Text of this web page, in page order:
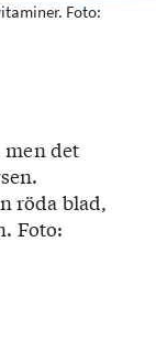
Foto:
men det
röda blad,
Foto: